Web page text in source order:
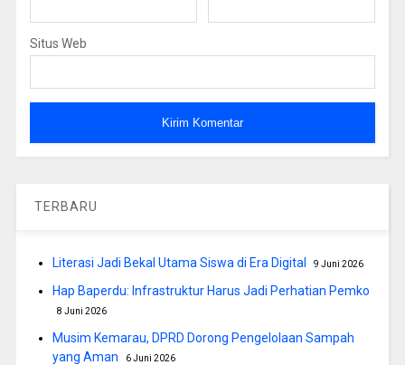
Situs Web
TERBARU
Literasi Jadi Bekal Utama Siswa di Era Digital 9 Juni 2026
Hap Baperdu: Infrastruktur Harus Jadi Perhatian Pemko
8 Juni 2026
Musim Kemarau, DPRD Dorong Pengelolaan Sampah
yang Aman
6 Juni 2026